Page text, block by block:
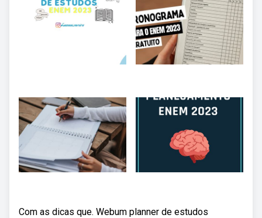
Com as dicas que. Webum planner de estudos